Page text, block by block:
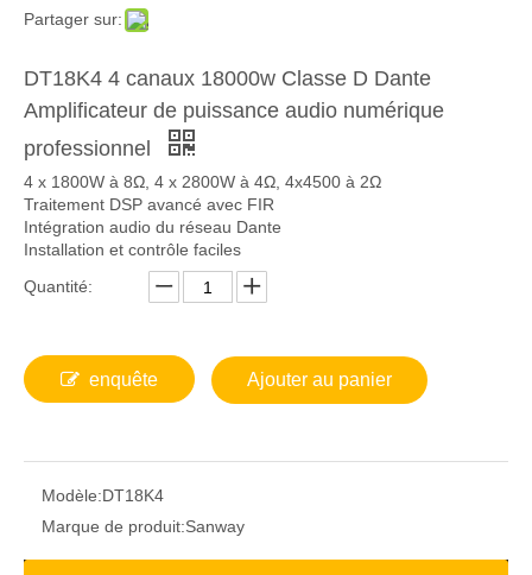
Partager sur:
DT18K4 4 canaux 18000w Classe D Dante
Amplificateur de puissance audio numérique
professionnel
4 x 1800W à 8Ω, 4 ​​x 2800W à 4Ω, 4x4500 à 2Ω
Traitement DSP avancé avec FIR
Intégration audio du réseau Dante
Installation et contrôle faciles
Quantité:
enquête Ajouter au panier
Modèle:DT18K4
Marque de produit:Sanway